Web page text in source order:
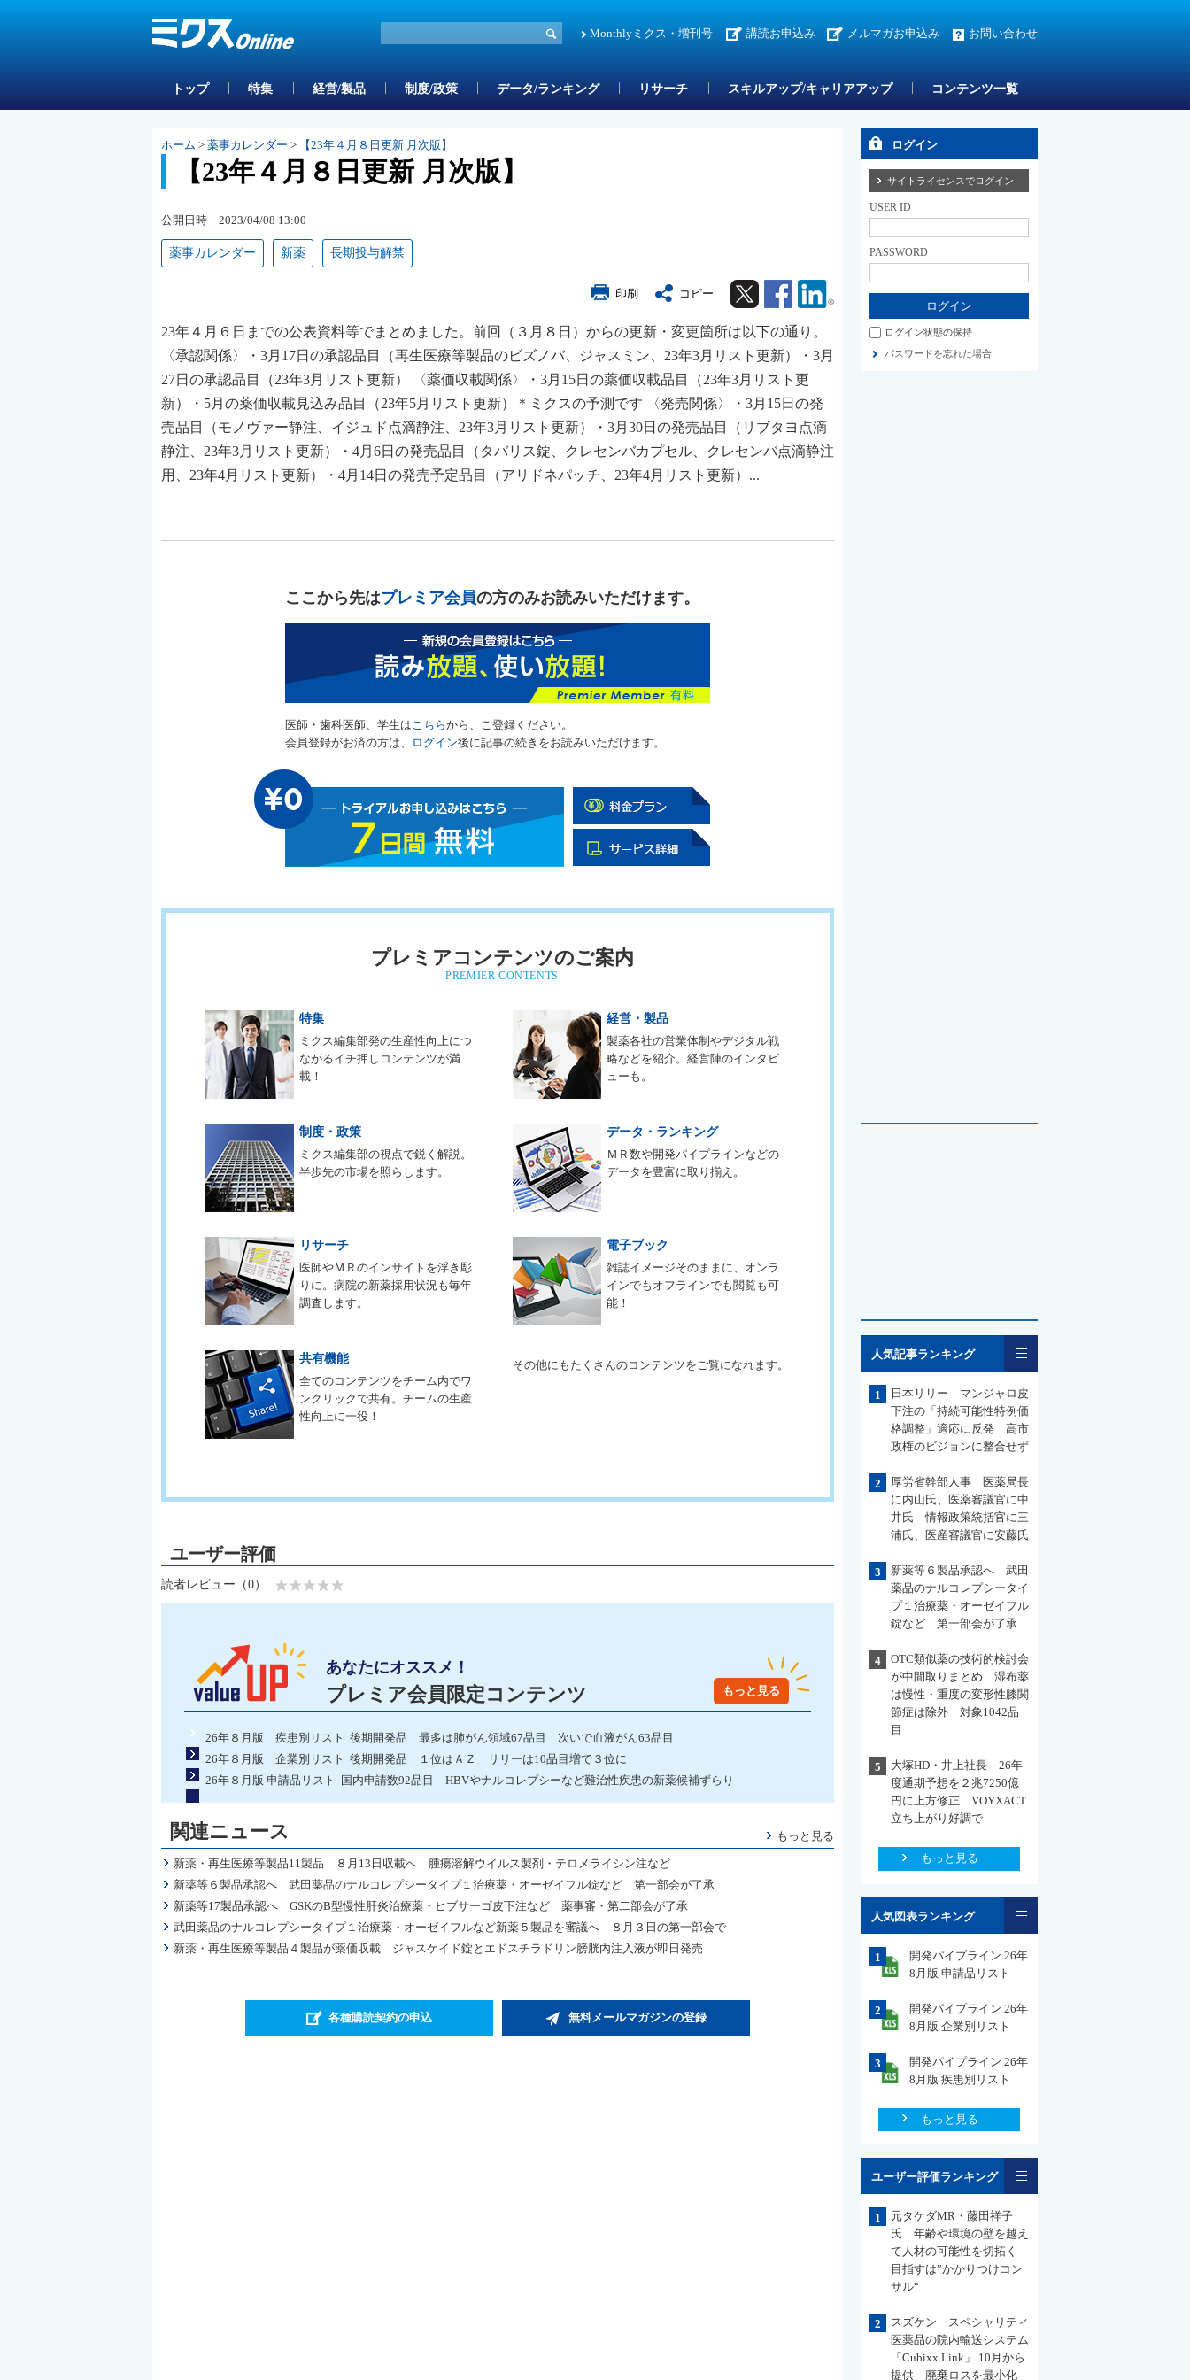
Monthlyミクス・増刊号 講読お申込み メルマガお申込み お問い合わせ
トップ 特集 経営/製品 制度/政策 データ/ランキング リサーチ スキルアップ/キャリアアップ コンテンツ一覧
ホーム > 薬事カレンダー > 【23年４月８日更新 月次版】
【23年４月８日更新 月次版】
公開日時 2023/04/08 13:00
薬事カレンダー 新薬 長期投与解禁
印刷 コピー Twitter Facebook
23年４月６日までの公表資料等でまとめました。前回（３月８日）からの更新・変更箇所は以下の通り。
〈承認関係〉・3月17日の承認品目（再生医療等製品のビズノバ、ジャスミン、23年3月リスト更新）・3月
27日の承認品目（23年3月リスト更新） 〈薬価収載関係〉・3月15日の薬価収載品目（23年3月リスト更
新）・5月の薬価収載見込み品目（23年5月リスト更新）＊ミクスの予測です 〈発売関係〉・3月15日の発
売品目（モノヴァー静注、イジュド点滴静注、23年3月リスト更新）・3月30日の発売品目（リブタヨ点滴
静注、23年3月リスト更新）・4月6日の発売品目（タバリス錠、クレセンバカプセル、クレセンバ点滴静注
用、23年4月リスト更新）・4月14日の発売予定品目（アリドネパッチ、23年4月リスト更新）...
ここから先はプレミア会員の方のみお読みいただけます。
医師・歯科医師、学生は こちらから、ご登録ください。
会員登録がお済の方は、
ログイン後に記事の続きをお読みいただけます。
プレミアコンテンツのご案内
PREMIER CONTENTS
特集
ミクス編集部発の生産性向上につ
ながるイチ押しコンテンツが満
載！
経営・製品
製薬各社の営業体制やデジタル戦
略などを紹介。経営陣のインタビ
ューも。
制度・政策
ミクス編集部の視点で鋭く解説。
半歩先の市場を照らします。
データ・ランキング
ＭＲ数や開発パイプラインなどの
データを豊富に取り揃え。
リサーチ
医師やＭＲのインサイトを浮き彫
りに。病院の新薬採用状況も毎年
調査します。
電子ブック
雑誌イメージそのままに、オンラ
インでもオフラインでも閲覧も可
能！
共有機能
全てのコンテンツをチーム内でワ
ンクリックで共有。チームの生産
性向上に一役！
その他にもたくさんのコンテンツをご覧になれます。
読者レビュー（0）
あなたにオススメ！
プレミア会員限定コンテンツ もっと見る
26年８月版 疾患別リスト 後期開発品 最多は肺がん領域67品目 次いで血液がん63品目
26年８月版 企業別リスト 後期開発品 １位はＡＺ リリーは10品目増で３位に
26年８月版 申請品リスト 国内申請数92品目 HBVやナルコレプシーなど難治性疾患の新薬候補ずらり
関連ニュース もっと見る
新薬・再生医療等製品11製品 ８月13日収載へ 腫瘍溶解ウイルス製剤・テロメライシン注など
新薬等６製品承認へ 武田薬品のナルコレプシータイプ１治療薬・オーゼイフル錠など 第一部会が了承
新薬等17製品承認へ GSKのB型慢性肝炎治療薬・ヒブサーゴ皮下注など 薬事審・第二部会が了承
武田薬品のナルコレプシータイプ１治療薬・オーゼイフルなど新薬５製品を審議へ ８月３日の第一部会で
新薬・再生医療等製品４製品が薬価収載 ジャスケイド錠とエドスチラドリン膀胱内注入液が即日発売
各種購読契約の申込 無料メールマガジンの登録
ログイン
サイトライセンスでログイン
USER ID
PASSWORD
ログイン状態の保持
パスワードを忘れた場合
人気記事ランキング
1
日本リリー マンジャロ皮
下注の「持続可能性特例価
格調整」適応に反発 高市
政権のビジョンに整合せず
2
厚労省幹部人事 医薬局長
に内山氏、医薬審議官に中
井氏 情報政策統括官に三
浦氏、医産審議官に安藤氏
3
新薬等６製品承認へ 武田
薬品のナルコレプシータイ
プ１治療薬・オーゼイフル
錠など 第一部会が了承
4
OTC類似薬の技術的検討会
が中間取りまとめ 湿布薬
は慢性・重度の変形性膝関
節症は除外 対象1042品
目
5
大塚HD・井上社長 26年
度通期予想を２兆7250億
円に上方修正 VOYXACT
立ち上がり好調で
もっと見る
人気図表ランキング
1
開発パイプライン 26年
8月版 申請品リスト
2
開発パイプライン 26年
8月版 企業別リスト
3
開発パイプライン 26年
8月版 疾患別リスト
もっと見る
ユーザー評価ランキング
1
元タケダMR・藤田祥子
氏 年齢や環境の壁を越え
て人材の可能性を切拓く
目指すは”かかりつけコン
サル“
2
スズケン スペシャリティ
医薬品の院内輸送システム
「Cubixx Link」 10月から
提供 廃棄ロスを最小化